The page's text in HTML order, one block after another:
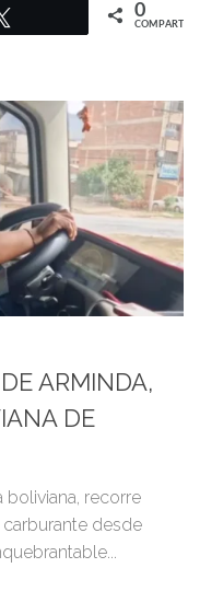
0
COMPARTIR
ARMINDA,
DE
boliviana, recorre
desde